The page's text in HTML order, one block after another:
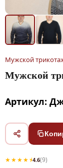
Мужской
Мужской
Артикул:
★★★★⯨4.6(9)